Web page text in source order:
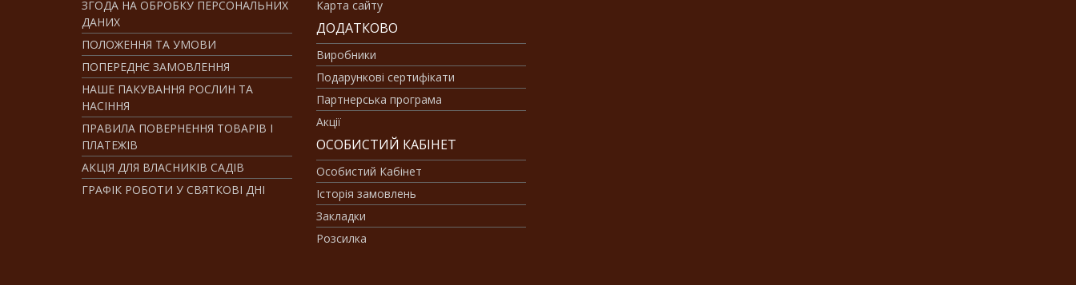
ЗГОДА НА ОБРОБКУ ПЕРСОНАЛЬНИХ
ДАНИХ
ПОЛОЖЕННЯ ТА УМОВИ
ПОПЕРЕДНЄ ЗАМОВЛЕННЯ
НАШЕ ПАКУВАННЯ РОСЛИН ТА
НАСІННЯ
ПРАВИЛА ПОВЕРНЕННЯ ТОВАРІВ І
ПЛАТЕЖІВ
АКЦІЯ ДЛЯ ВЛАСНИКІВ САДІВ
ГРАФІК РОБОТИ У СВЯТКОВІ ДНІ
Карта сайту
ДОДАТКОВО
Виробники
Подарункові сертифікати
Партнерська програма
Акції
ОСОБИСТИЙ КАБІНЕТ
Особистий Кабінет
Історія замовлень
Закладки
Розсилка